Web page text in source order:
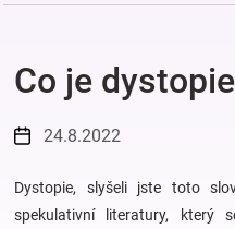
oblečení
Pokojíček
a
Co je
24.8.2022
Dystopie, slyšeli jste toto
spekulativní literatury, který